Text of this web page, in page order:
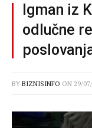
Igman iz
odlučne
BY BIZNISINFO ON 29/